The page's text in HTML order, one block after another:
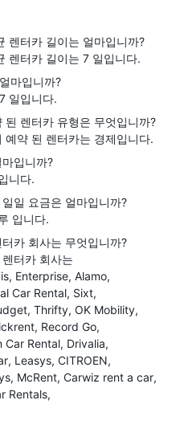
렌터카 길이는 얼마입니까?
렌터카 길이는 7 일입니다.
마입니까?
일입니다.
된 렌터카 유형은 무엇입니까?
예약 된 렌터카는 경제입니다.
입니까?
니다.
일 요금은 얼마입니까?
입니다.
카 회사는 무엇입니까?
터카 회사는
Enterprise Alamo
Car Rental Sixt
Thrifty OK Mobility
Record Go
Car Rental Drivalia
Leasys CITROEN
McRent Carwiz rent a car
Rentals